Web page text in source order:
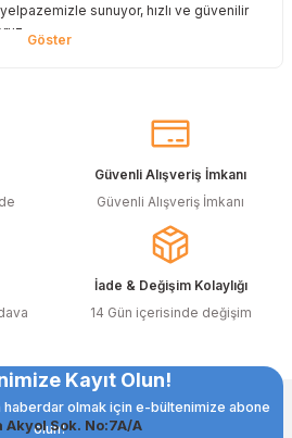
sunuyor, hızlı ve güvenilir
toner çözümlerimize göz atmalısınız!
kalitesine en yakın performansı
Böylece, baskı kalitenizden ödün
Özellikle büyük hacimli
muadil toner, tasarruf sağlamanın en
TonerAğacı, HP ve Epson gibi
baskıları garanti eder. Her
garantili ürünler sunarak, yazıcınızın
Güvenli Alışveriş İmkanı
Güvenli Alışveriş İmkanı
İade & Değişim Kolaylığı
14 Gün içerisinde değişim
Kayıt Olun!
olmak için e-bültenimize abone
olun!Sok. No:7A/A